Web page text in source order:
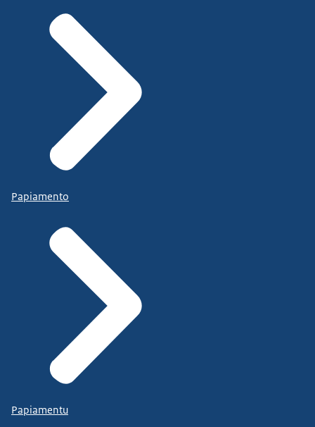
Papiamento
Papiamentu